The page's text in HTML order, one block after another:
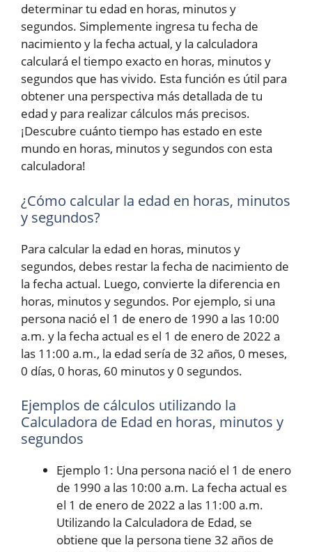
determinar tu edad en horas, minutos y
segundos. Simplemente ingresa tu fecha de
nacimiento y la fecha actual, y la calculadora
calculará el tiempo exacto en horas, minutos y
segundos que has vivido. Esta función es útil para
obtener una perspectiva más detallada de tu
edad y para realizar cálculos más precisos.
¡Descubre cuánto tiempo has estado en este
mundo en horas, minutos y segundos con esta
calculadora!
¿Cómo calcular la edad en horas, minutos
y segundos?
Para calcular la edad en horas, minutos y
segundos, debes restar la fecha de nacimiento de
la fecha actual. Luego, convierte la diferencia en
horas, minutos y segundos. Por ejemplo, si una
persona nació el 1 de enero de 1990 a las 10:00
a.m. y la fecha actual es el 1 de enero de 2022 a
las 11:00 a.m., la edad sería de 32 años, 0 meses,
0 días, 0 horas, 60 minutos y 0 segundos.
Ejemplos de cálculos utilizando la
Calculadora de Edad en horas, minutos y
segundos
Ejemplo 1: Una persona nació el 1 de enero
de 1990 a las 10:00 a.m. La fecha actual es
el 1 de enero de 2022 a las 11:00 a.m.
Utilizando la Calculadora de Edad, se
obtiene que la persona tiene 32 años de